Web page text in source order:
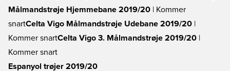
Målmandstrøje Hjemmebane 2019/20 | Kommer
snartCelta Vigo Målmandstrøje Udebane 2019/20
Kommer snartCelta Vigo 3. Målmandstrøje 2019/20
Kommer snart
Espanyol trøjer 2019/20